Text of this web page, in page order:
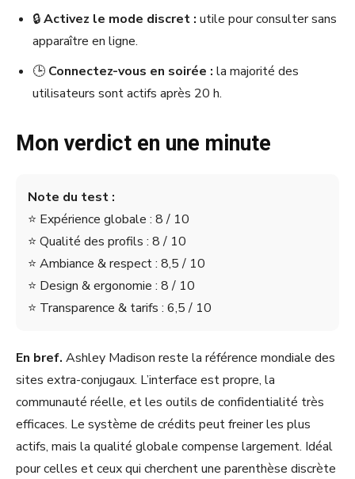
🔒Activez le mode discret : utile pour consulter sans
apparaître en ligne.
🕒 Connectez-vous en soirée : la majorité des
utilisateurs sont actifs après 20 h.
Mon verdict en une minute
Note du test :
⭐ Expérience globale : 8 / 10
⭐ Qualité des profils : 8 / 10
⭐ Ambiance & respect : 8,5 / 10
⭐ Design & ergonomie : 8 / 10
⭐ Transparence & tarifs : 6,5 / 10
En bref. Ashley Madison reste la référence mondiale des
sites extra-conjugaux. L’interface est propre, la
communauté réelle, et les outils de confidentialité très
efficaces. Le système de crédits peut freiner les plus
actifs, mais la qualité globale compense largement. Idéal
pour celles et ceux qui cherchent une parenthèse discrète